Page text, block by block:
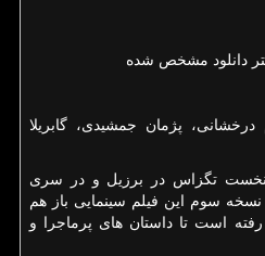
دانلود مشخص شده
پژمان جمشیدی، گابریلا
تگزاس در برزیل و در سری
نسخه سوم این فیلم سینمایی باز هم
است تا داستان های پرماجرا و